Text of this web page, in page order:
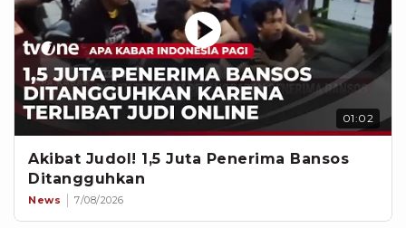
01:02
Akibat Judol! 1,5 Juta Penerima Bansos
Ditangguhkan
News 7/08/2026